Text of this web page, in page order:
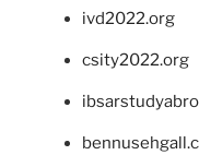
ivd2022.org
csity2022.org